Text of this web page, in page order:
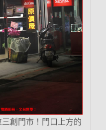
創門市！門口上方的